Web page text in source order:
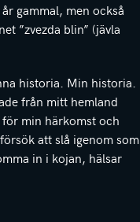
gammal, men också
”zvezda blin” (jävla
historia. Min historia.
från mitt hemland
min härkomst och
att slå igenom som
in i kojan, hälsar